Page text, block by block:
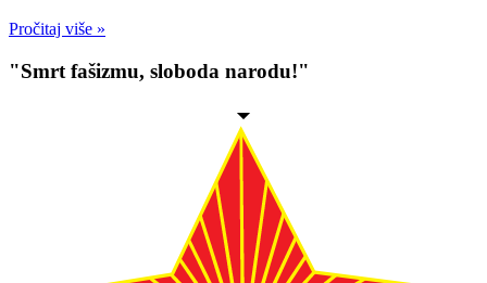
Pročitaj više »
"Smrt fašizmu, sloboda narodu!"